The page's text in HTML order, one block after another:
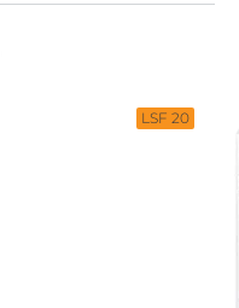
LSF 20